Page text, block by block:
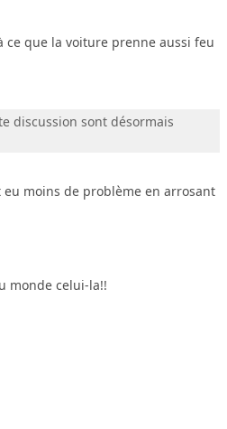
ce que la voiture prenne aussi feu
discussion sont désormais
moins de problème en arrosant
monde celui-la!!